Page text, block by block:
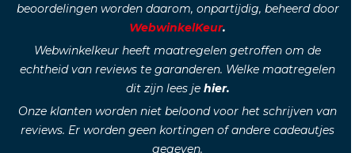
beoordelingen worden daarom, onpartijdig, beheerd door
WebwinkelKeur.
Webwinkelkeur heeft maatregelen getroffen om de
echtheid van reviews te garanderen. Welke maatregelen
dit zijn lees je hier.
Onze klanten worden niet beloond voor het schrijven van
reviews. Er worden geen kortingen of andere cadeautjes
gegeven.